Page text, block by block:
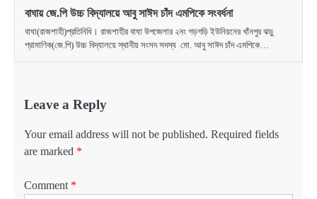
বাঘায় জে.পি উচ্চ বিদ্যালয়ে আবু সাঈদ চাঁদ এমপিকে সংবর্ধনা
বাঘা(রাজশাহী)প্রতিনিধি। রাজশাহীর বাঘা উপজেলার ২নং গড়গড়ি ইউনিয়নের খাঁনপুর ঝড়ু
প্রামাণিক(জে.পি) উচ্চ বিদ্যালয়ে স্থানীয় সংসদ সদস্য মো. আবু সাঈদ চাঁদ এমপিকে…
Leave a Reply
Your email address will not be published. Required fields
are marked *
Comment *